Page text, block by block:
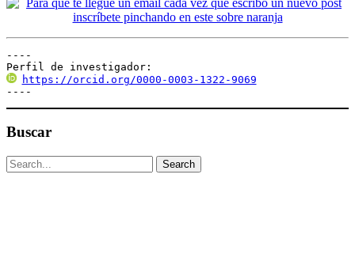
----
Perfil de investigador:
https://orcid.org/0000-0003-1322-9069
----
Buscar